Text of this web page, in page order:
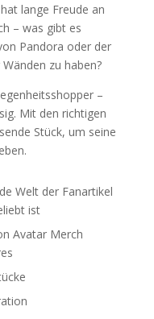
lange Freude an
– was gibt es
Pandora oder der
zu haben?
–
Mit den richtigen
Stück, um seine
Welt der Fanartikel
ist
Avatar Merch